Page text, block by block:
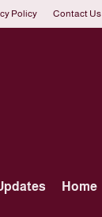
Contact Us
Policy
Home